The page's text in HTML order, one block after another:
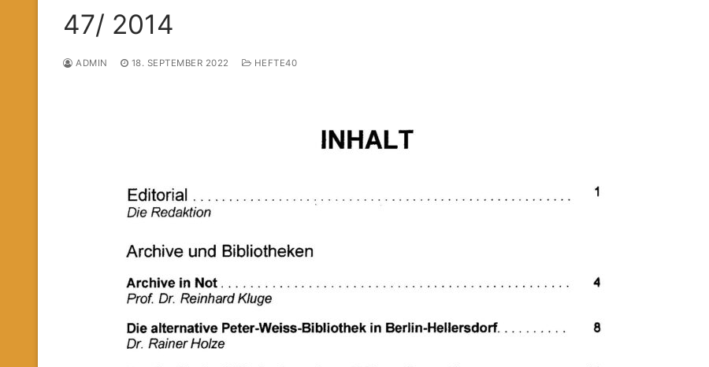
47/ 2014
ADMIN 18. SEPTEMBER 2022 HEFTE40